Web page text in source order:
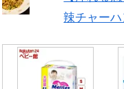
辣チャー